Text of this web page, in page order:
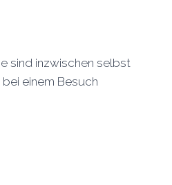
sind inzwischen selbst
einem Besuch